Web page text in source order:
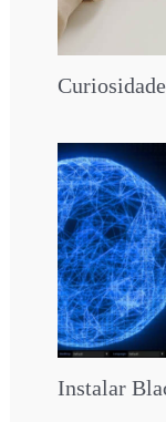
Instalar